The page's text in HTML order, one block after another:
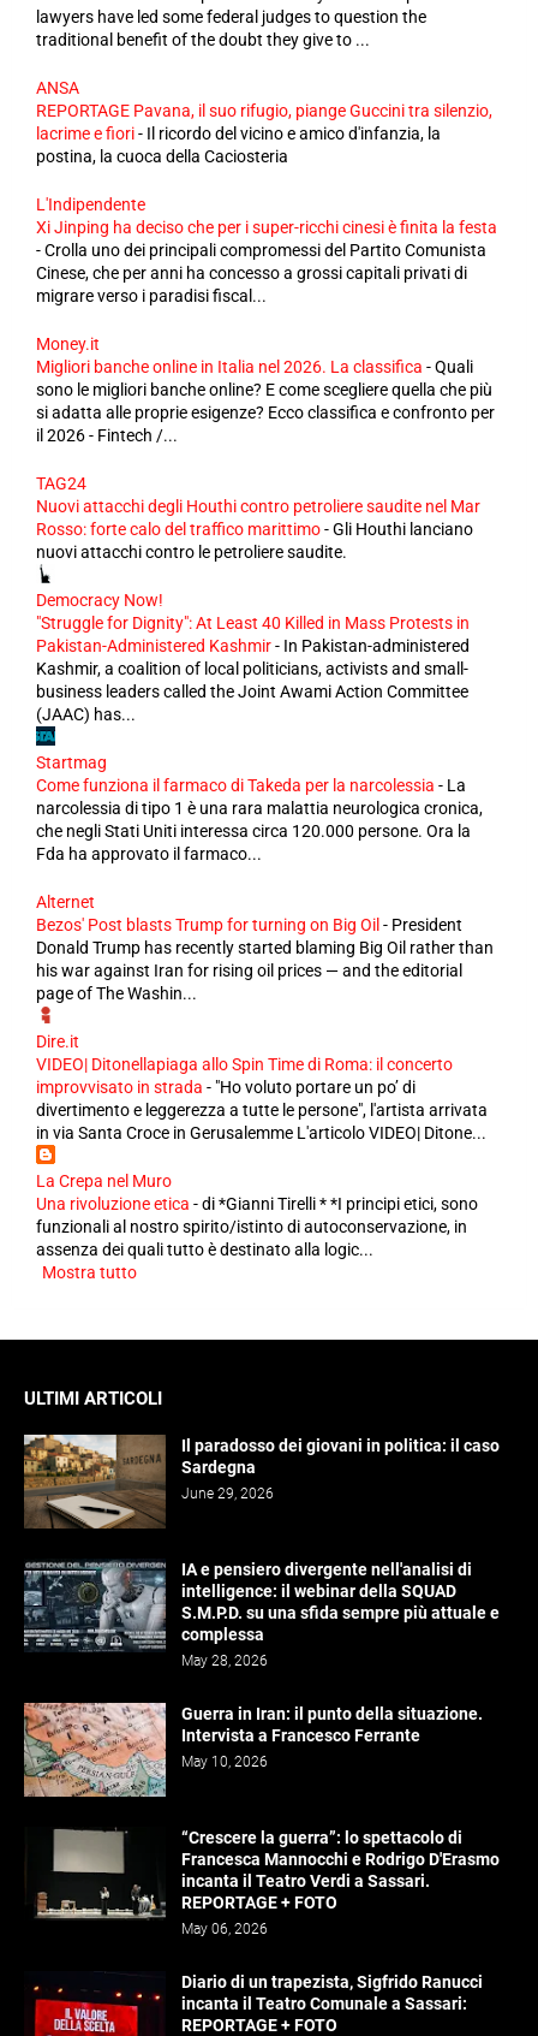
lawyers have led some federal judges to question the
traditional benefit of the doubt they give to ...
ANSA
REPORTAGE Pavana, il suo rifugio, piange Guccini tra silenzio,
lacrime e fiori- Il ricordo del vicino e amico d'infanzia, la
postina, la cuoca della Caciosteria
L'Indipendente
Xi Jinping ha deciso che per i super-ricchi cinesi è finita la festa
-Crolla uno dei principali compromessi del Partito Comunista
Cinese, che per anni ha concesso a grossi capitali privati di
migrare verso i paradisi fiscal...
Money.it
Migliori banche online in Italia nel 2026. La classifica -Quali
sono le migliori banche online? E come scegliere quella che più
si adatta alle proprie esigenze? Ecco classifica e confronto per
il 2026 - Fintech /...
TAG24
Nuovi attacchi degli Houthi contro petroliere saudite nel Mar
Rosso: forte calo del traffico marittimo-Gli Houthi lanciano
nuovi attacchi contro le petroliere saudite.
Democracy Now!
"Struggle for Dignity": At Least 40 Killed in Mass Protests in
Pakistan-Administered Kashmir- In Pakistan-administered
Kashmir, a coalition of local politicians, activists and small-
business leaders called the Joint Awami Action Committee
(JAAC) has...
Startmag
Come funziona il farmaco di Takeda per la narcolessia - La
narcolessia di tipo 1 è una rara malattia neurologica cronica,
che negli Stati Uniti interessa circa 120.000 persone. Ora la
Fda ha approvato il farmaco...
Alternet
Bezos' Post blasts Trump for turning on Big Oil - President
Donald Trump has recently started blaming Big Oil rather than
his war against Iran for rising oil prices — and the editorial
page of The Washin...
Dire.it
VIDEO| Ditonellapiaga allo Spin Time di Roma: il concerto
improvvisato in strada - "Ho voluto portare un po’ di
divertimento e leggerezza a tutte le persone", l'artista arrivata
in via Santa Croce in Gerusalemme L'articolo VIDEO| Ditone...
La Crepa nel Muro
Una rivoluzione etica -di *Gianni Tirelli * *I principi etici, sono
funzionali al nostro spirito/istinto di autoconservazione, in
assenza dei quali tutto è destinato alla logic...
Mostra tutto
ULTIMI ARTICOLI
Il paradosso dei giovani in politica: il caso
Sardegna
June 29, 2026
IA e pensiero divergente nell'analisi di
intelligence: il webinar della SQUAD
S.M.P.D. su una sfida sempre più attuale e
complessa
May 28, 2026
Guerra in Iran: il punto della situazione.
Intervista a Francesco Ferrante
May 10, 2026
“Crescere la guerra”: lo spettacolo di
Francesca Mannocchi e Rodrigo D'Erasmo
incanta il Teatro Verdi a Sassari.
REPORTAGE + FOTO
May 06, 2026
Diario di un trapezista, Sigfrido Ranucci
incanta il Teatro Comunale a Sassari:
REPORTAGE + FOTO